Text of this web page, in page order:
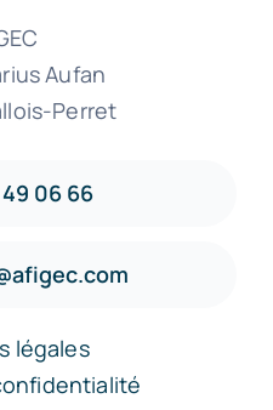
Aufan
Perret
49 06 66
légales